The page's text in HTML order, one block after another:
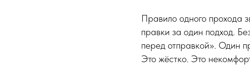
Правило одного прохода
правки за один подход.
перед отправкой». Один
Это жёстко. Это